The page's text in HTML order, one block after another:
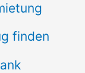
finden